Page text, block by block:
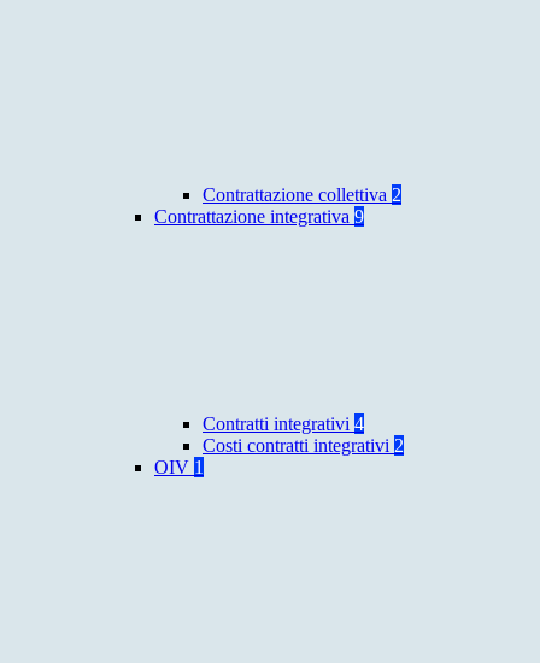
Contrattazione collettiva 2
Contrattazione integrativa 9
Contratti integrativi 4
Costi contratti integrativi 2
OIV 1